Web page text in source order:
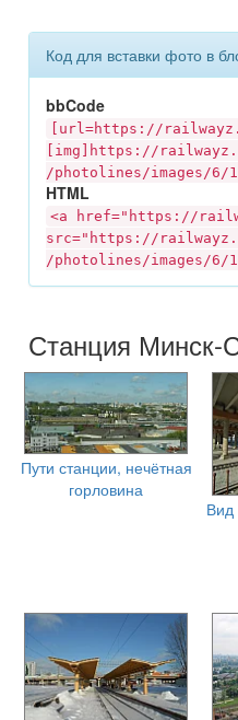
Код для вставки фото в
bbCode
[url=https://
[img]https://
/photolines/images/6/
HTML
<a href="https://
src="https://
/photolines/images/6/
Станция Минск-
Пути станции, нечётная
горловина
Вид